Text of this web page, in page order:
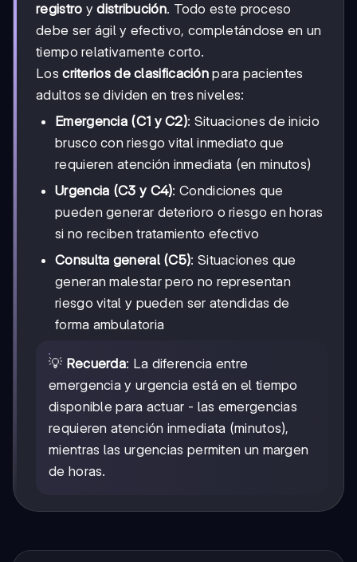
registro ydistribución. Todo este proceso
debe ser ágil y efectivo, completándose en un
tiempo relativamente corto.
Loscriterios de clasificación para pacientes
adultos se dividen en tres niveles:
Emergencia (C1 y C2): Situaciones de inicio
brusco con riesgo vital inmediato que
requieren atención inmediata (en minutos)
Urgencia (C3 y C4): Condiciones que
pueden generar deterioro o riesgo en horas
si no reciben tratamiento efectivo
Consulta general (C5): Situaciones que
generan malestar pero no representan
riesgo vital y pueden ser atendidas de
forma ambulatoria
💡 Recuerda: La diferencia entre
emergencia y urgencia está en el tiempo
disponible para actuar - las emergencias
requieren atención inmediata (minutos),
mientras las urgencias permiten un margen
de horas.